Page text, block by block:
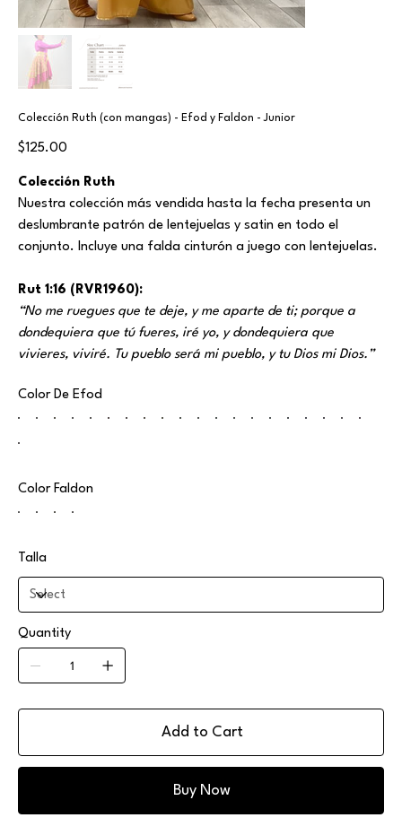
Colección Ruth (con mangas) - Efod y Faldon - Junior
Price
$125.00
Colección Ruth
Nuestra colección más vendida hasta la fecha presenta un
deslumbrante patrón de lentejuelas y satin en todo el
conjunto. Incluye una falda cinturón a juego con lentejuelas.
Rut 1:16 (RVR1960):
“No me ruegues que te deje, y me aparte de ti; porque a
dondequiera que tú fueres, iré yo, y dondequiera que
vivieres, viviré. Tu pueblo será mi pueblo, y tu Dios mi Dios.”
Color De Efod
Color Faldon
Talla
Quantity
Add to Cart
Buy Now